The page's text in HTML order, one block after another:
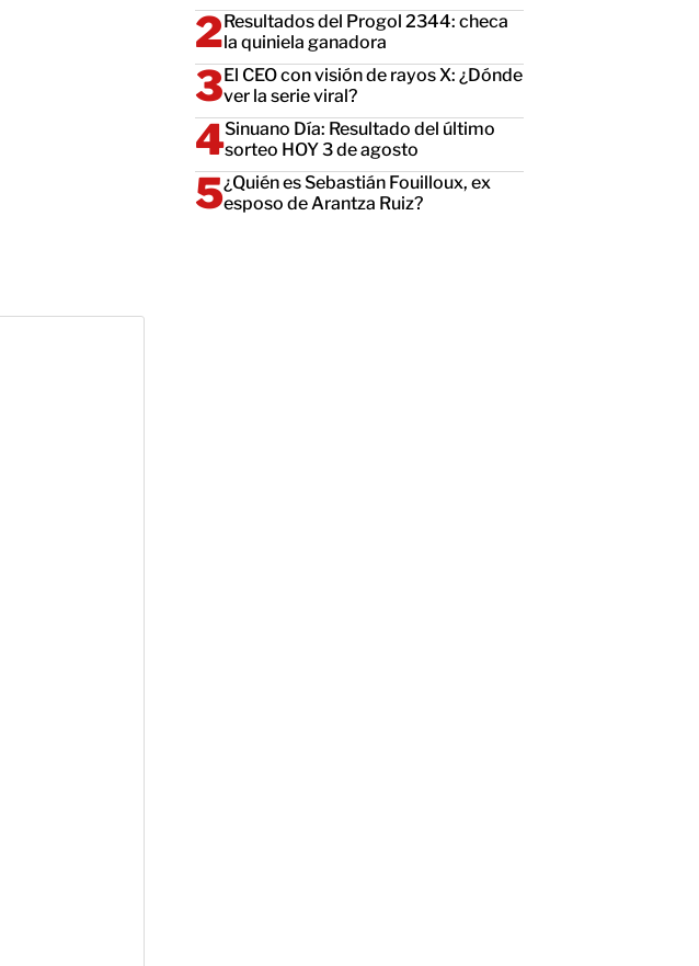
Resultados del Progol 2344: checa
la quiniela ganadora
El CEO con visión de rayos X: ¿Dónde
ver la serie viral?
Sinuano Día: Resultado del último
sorteo HOY 3 de agosto
¿Quién es Sebastián Fouilloux, ex
esposo de Arantza Ruiz?